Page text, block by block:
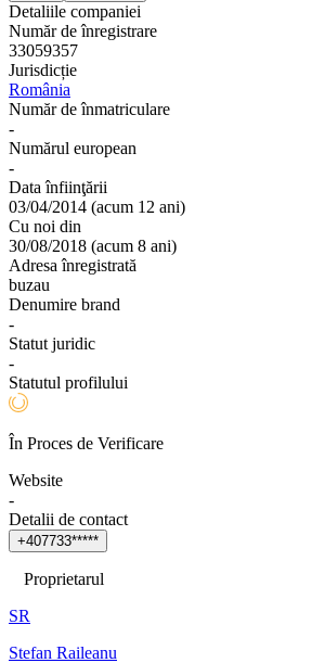
Detaliile companiei
Număr de înregistrare
33059357
Jurisdicție
România
Număr de înmatriculare
-
Numărul european
-
Data înfiinţării
03/04/2014 (acum 12 ani)
Cu noi din
30/08/2018 (acum 8 ani)
Adresa înregistrată
buzau
Denumire brand
-
Statut juridic
-
Statutul profilului
În Proces de Verificare
Website
-
Detalii de contact
+407733*****
Proprietarul
SR
Stefan Raileanu